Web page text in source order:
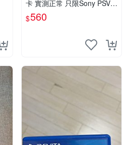
卡 實測正常 只限Sony PSV運
行 二合一折扣優惠 psv 港版
卡帶
$560